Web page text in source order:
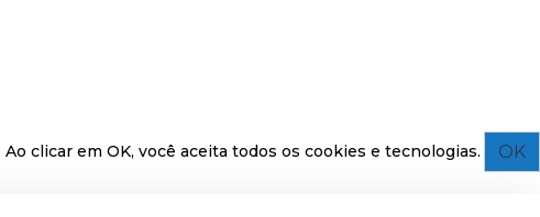
clicar em OK, você aceita todos os cookies e tecnologias. OK